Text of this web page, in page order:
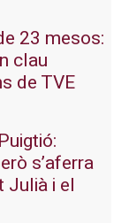
23 mesos:
clau
de TVE
s’aferra
Julià i el